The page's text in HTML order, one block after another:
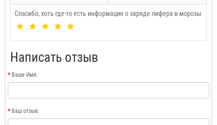
Спасибо, хоть где-то есть информация о заряде лифера в морозы
Написать отзыв
Ваше Имя:
Ваш отзыв: